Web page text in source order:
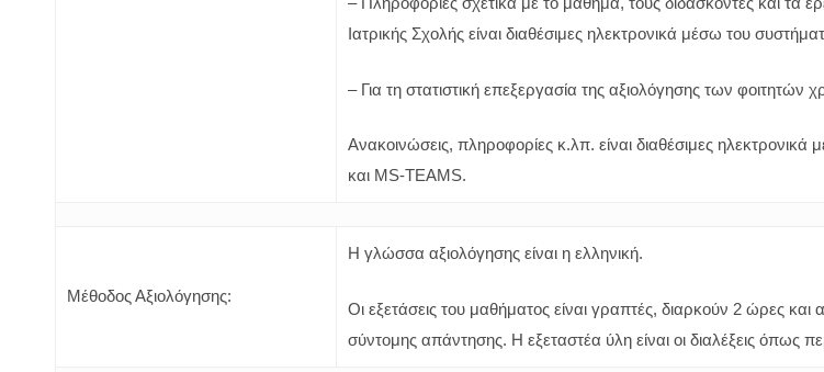
Ιατρικής Σχολής είναι διαθέσιμες ηλεκτρονικά μέσω του
– Για τη στατιστική επεξεργασία της αξιολόγησης των φοιτητών
Ανακοινώσεις, πληροφορίες κ.λπ. είναι διαθέσιμες
και MS-TEAMS.
Μέθοδος Αξιολόγησης:
Η γλώσσα αξιολόγησης είναι η ελληνική.
Οι εξετάσεις του μαθήματος είναι γραπτές, διαρκούν 2 ώρες
σύντομης απάντησης. Η εξεταστέα ύλη είναι οι διαλέξεις όπως